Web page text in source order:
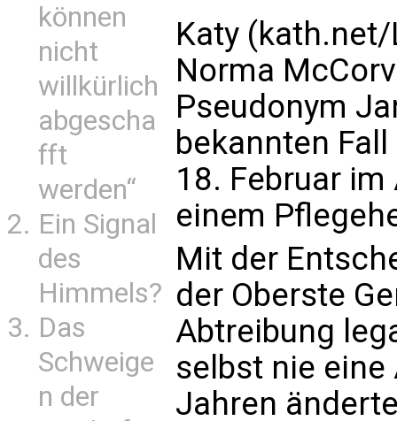
können
nicht
willkürlich
abgescha
fft
werden“
Ein Signal
des
Himmels?
Das
Schweige
n der
Katy
Norma
Pseudonym
bekannten Fall
18. Februar
einem
Mit der
der Oberste
Abtreibung
selbst nie
Jahren